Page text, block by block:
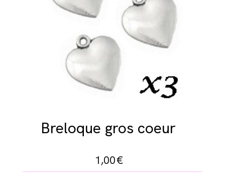
Breloque gros coeur
1,00€